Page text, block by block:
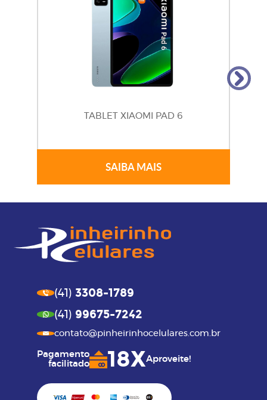
TABLET XIAOMI PAD 6
SAIBA MAIS
(41) 3308-1789
(41) 99675-7242
contato@pinheirinhocelulares.com.br
Pagamento
facilitado
18XAproveite!